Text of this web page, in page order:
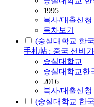
1995
복사/대출신청
목차보기
(숭실대학교 한
手札帖 : 중국 선비
숭실대학교
숭실대학교한
2016
복사/대출신청
(숭실대학교 한